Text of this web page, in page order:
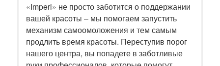
«Imperi» не просто заботится о поддержании
вашей красоты – мы помогаем запустить
механизм самоомоложения и тем самым
продлить время красоты. Переступив порог
нашего центра, вы попадете в заботливые